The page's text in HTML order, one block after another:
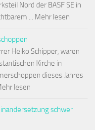
Nord der BASF SE in
... Mehr lesen
Heiko Schipper, waren
Kirche in
dieses Jahres
lesen
schwer